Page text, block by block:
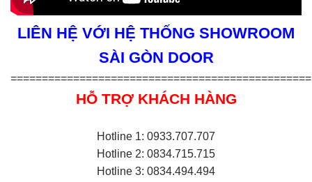
LIÊN HỆ VỚI HỆ THỐNG SHOWROOM
SÀI GÒN DOOR
================================================
HỖ TRỢ KHÁCH HÀNG
Hotline 1: 0933.707.707
Hotline 2: 0834.715.715
Hotline 3: 0834.494.494